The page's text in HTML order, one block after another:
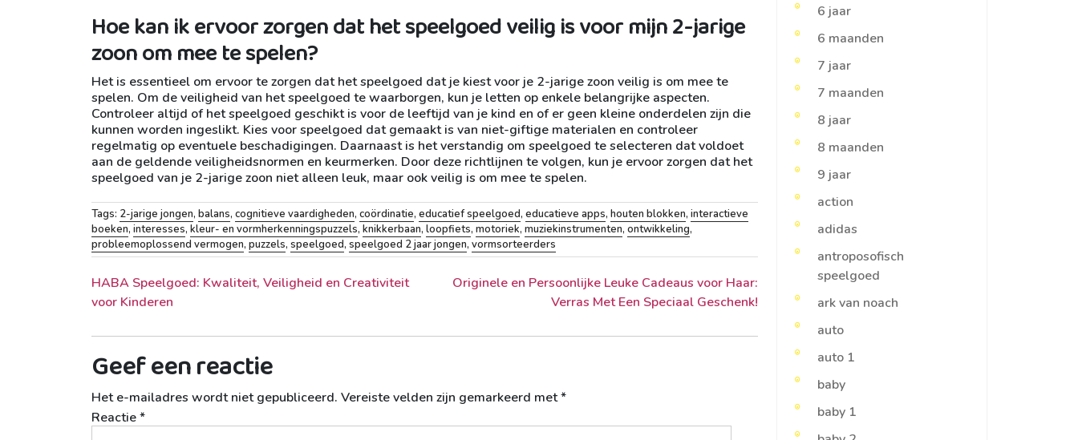
Hoe kan ik ervoor zorgen dat het speelgoed veilig is voor mijn 2-jarige
zoon om mee te spelen?
Het is essentieel om ervoor te zorgen dat het speelgoed dat je kiest voor je 2-jarige zoon veilig is om mee te
spelen. Om de veiligheid van het speelgoed te waarborgen, kun je letten op enkele belangrijke aspecten.
Controleer altijd of het speelgoed geschikt is voor de leeftijd van je kind en of er geen kleine onderdelen zijn die
kunnen worden ingeslikt. Kies voor speelgoed dat gemaakt is van niet-giftige materialen en controleer
regelmatig op eventuele beschadigingen. Daarnaast is het verstandig om speelgoed te selecteren dat voldoet
aan de geldende veiligheidsnormen en keurmerken. Door deze richtlijnen te volgen, kun je ervoor zorgen dat het
speelgoed van je 2-jarige zoon niet alleen leuk, maar ook veilig is om mee te spelen.
Tags: 2-jarige jongen, balans, cognitieve vaardigheden, coördinatie, educatief speelgoed, educatieve apps, houten blokken, interactieve
boeken, interesses, kleur- en vormherkenningspuzzels, knikkerbaan, loopfiets, motoriek, muziekinstrumenten, ontwikkeling,
probleemoplossend vermogen, puzzels, speelgoed, speelgoed 2 jaar jongen, vormsorteerders
Berichtnavigatie
HABA Speelgoed: Kwaliteit, Veiligheid en Creativiteit
voor Kinderen
Originele en Persoonlijke Leuke Cadeaus voor Haar:
Verras Met Een Speciaal Geschenk!
Geef een reactie
Het e-mailadres wordt niet gepubliceerd. Vereiste velden zijn gemarkeerd met*
Reactie*
6 jaar
6 maanden
7 jaar
7 maanden
8 jaar
8 maanden
9 jaar
action
adidas
antroposofisch
speelgoed
ark van noach
auto
auto 1
baby
baby 1